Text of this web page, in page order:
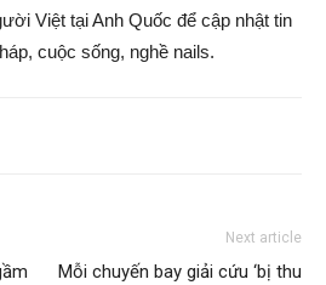
Việt tại Anh Quốc để cập nhật tin
cuộc sống, nghề nails.
Next article
Mỗi chuyến bay giải cứu ‘bị thu